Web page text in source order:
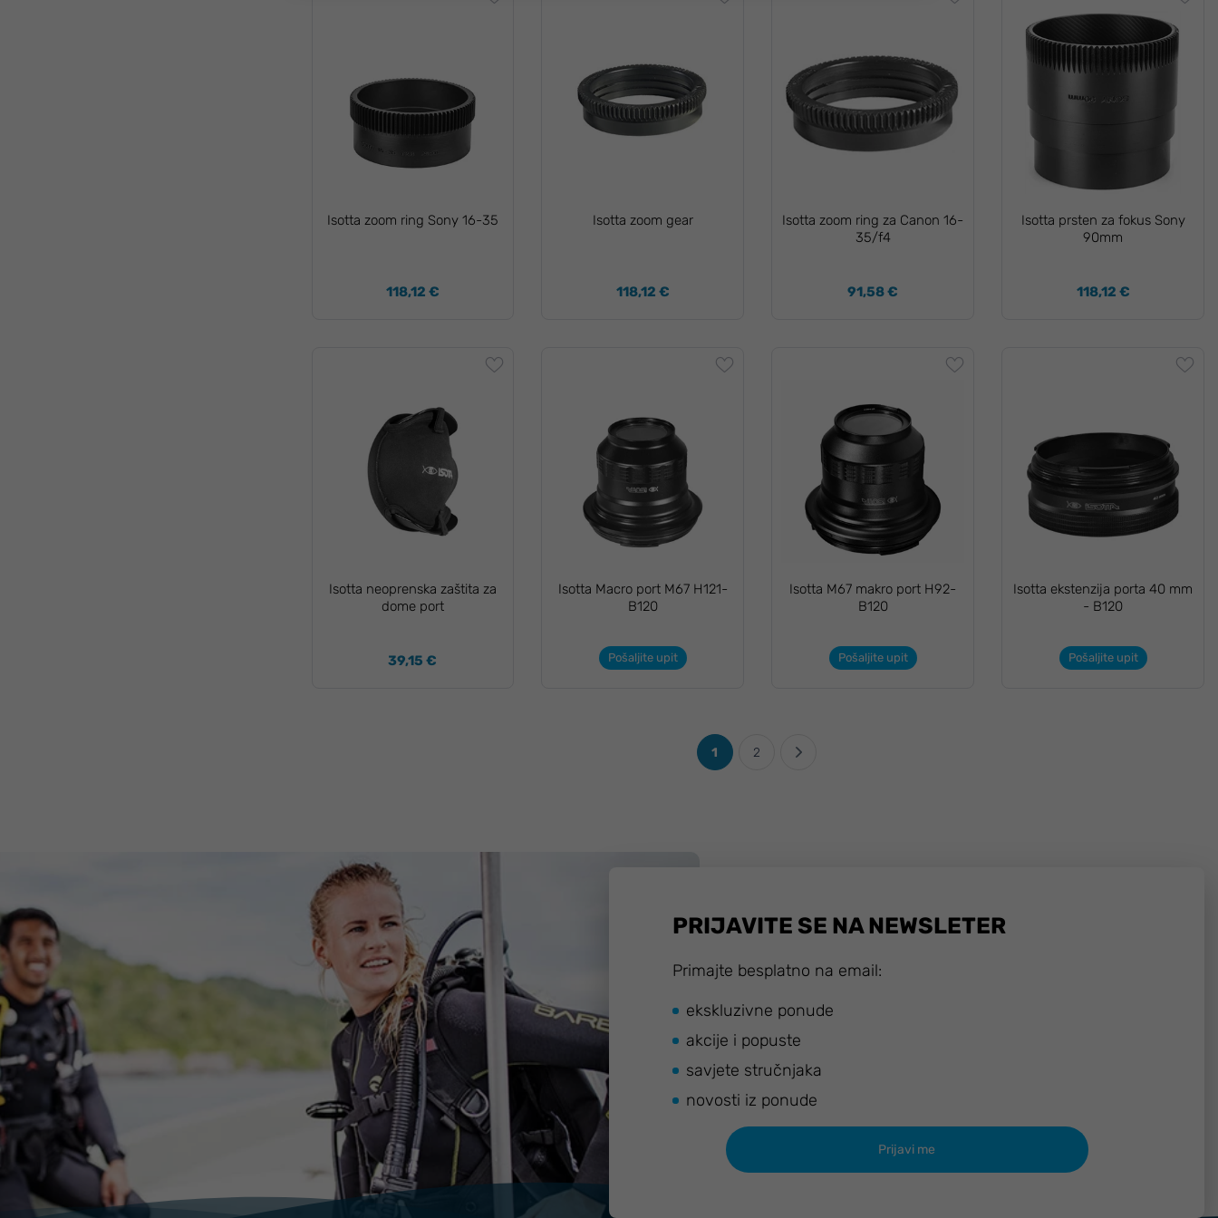
Isotta zoom ring Sony 16-35
118,12 €
Isotta zoom gear
118,12 €
Isotta zoom ring za Canon 16-
35/f4
91,58 €
Isotta prsten za fokus Sony
90mm
118,12 €
Isotta neoprenska zaštita za
dome port
39,15 €
Isotta Macro port M67 H121-
B120
Pošaljite upit
Isotta M67 makro port H92-
B120
Pošaljite upit
Isotta ekstenzija porta 40 mm
- B120
Pošaljite upit
1 2
PRIJAVITE SE NA NEWSLETER
Primajte besplatno na email:
ekskluzivne ponude
akcije i popuste
savjete stručnjaka
novosti iz ponude